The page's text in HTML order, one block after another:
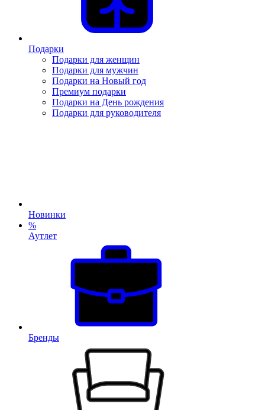
Подарки
Подарки для женщин
Подарки для мужчин
Подарки на Новый год
Премиум подарки
Подарки на День рождения
Подарки для руководителя
Новинки
%
Аутлет
Бренды